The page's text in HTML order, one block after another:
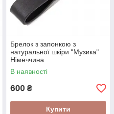
Брелок з запонкою з
натуральної шкіри "Музика"
Німеччина
В наявності
600 ₴
Купити